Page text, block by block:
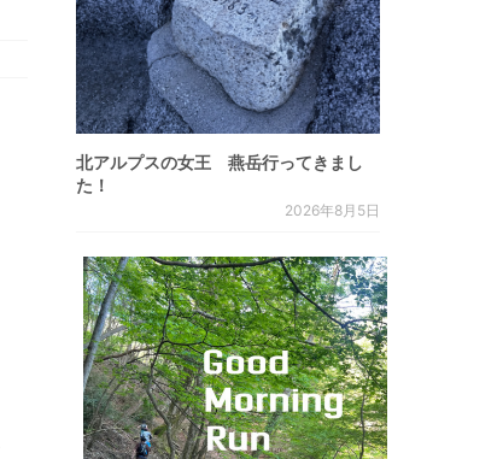
北アルプスの女王 燕岳行ってきまし
た！
2026年8月5日